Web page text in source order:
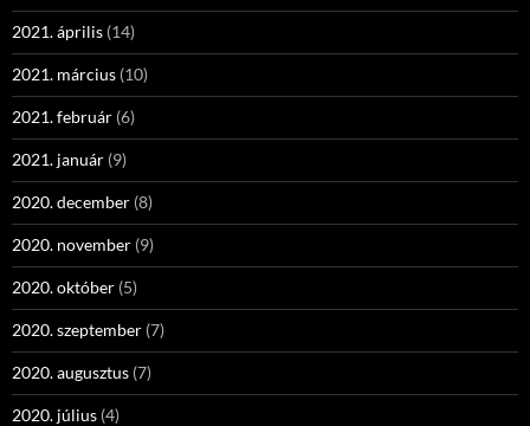
2021. április (14)
2021. március (10)
2021. február (6)
2021. január (9)
2020. december (8)
2020. november (9)
2020. október (5)
2020. szeptember (7)
2020. augusztus (7)
2020. július (4)